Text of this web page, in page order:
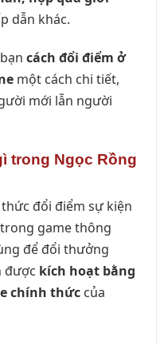
dẫn khác.
cách đổi điểm ở
một cách chi tiết,
mới lẫn người
trong Ngọc Rồng
đổi điểm sự kiện
game thông
để đổi thưởng
được kích hoạt bằng
chính thức của